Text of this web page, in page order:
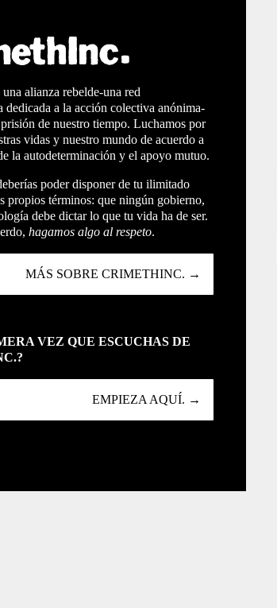
alianza rebelde-una red
dedicada a la acción colectiva anónima-
de nuestro tiempo. Luchamos por
vidas y nuestro mundo de acuerdo a
la autodeterminación y el apoyo mutuo.
poder disponer de tu ilimitado
propios términos: que ningún gobierno,
debe dictar lo que tu vida ha de ser.
hagamos algo al respeto.
MÁS SOBRE CRIMETHINC. →
VEZ QUE ESCUCHAS DE
EMPIEZA AQUÍ. →